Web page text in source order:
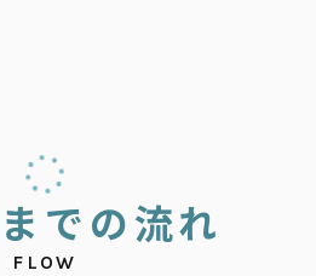
ま での流れ
FLOW